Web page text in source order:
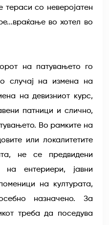
тераси со неверојатен
во хотел во
на патувањето го
случај на измена на
на девизниот курс,
патници и слично,
Во рамките на
или локалитетите
не се предвидени
на ентериери, јавни
на културата,
назначено. За
треба да поседува